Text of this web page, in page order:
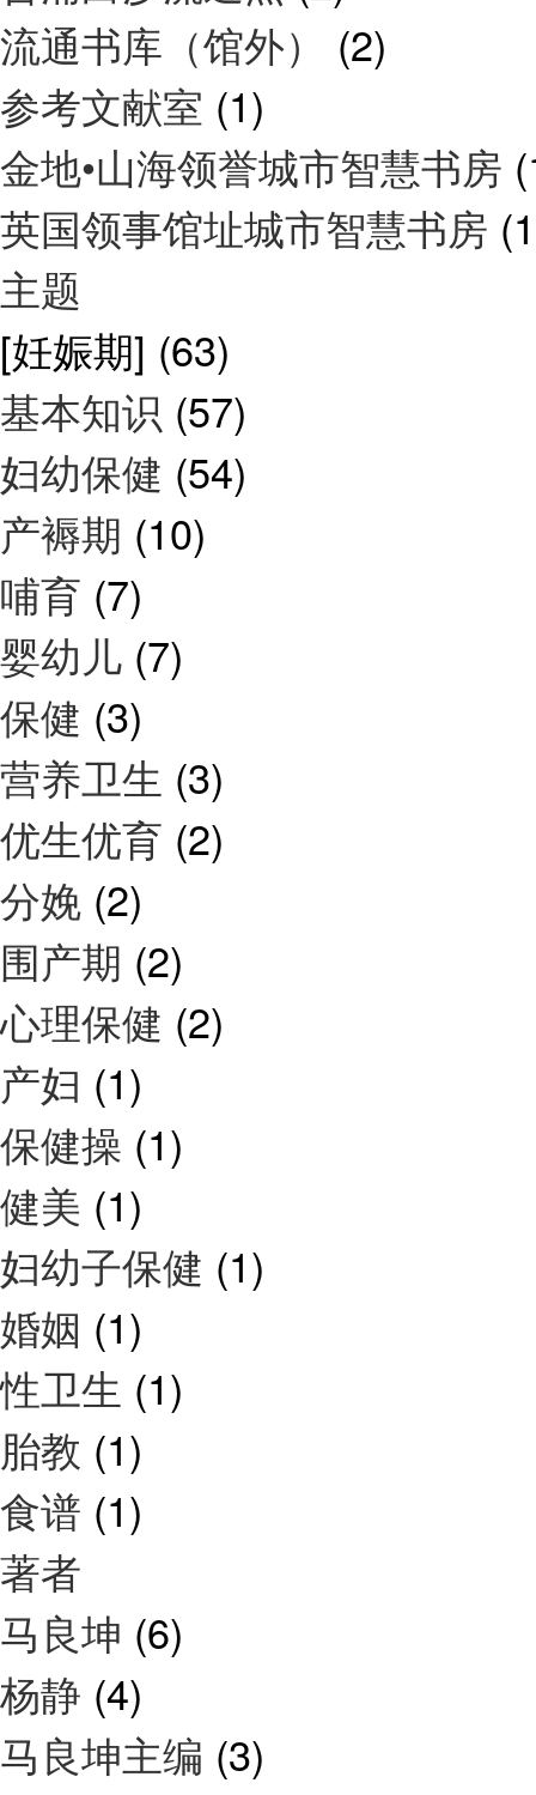
流通书库（馆外） (2)
参考文献室 (1)
金地•山海领誉城市智慧书房
英国领事馆址城市智慧书房
主题
[妊娠期] (63)
基本知识 (57)
妇幼保健 (54)
产褥期 (10)
哺育 (7)
婴幼儿 (7)
保健 (3)
营养卫生 (3)
优生优育 (2)
分娩 (2)
围产期 (2)
心理保健 (2)
产妇 (1)
保健操 (1)
健美 (1)
妇幼子保健 (1)
婚姻 (1)
性卫生 (1)
胎教 (1)
食谱 (1)
著者
马良坤 (6)
杨静 (4)
马良坤主编 (3)